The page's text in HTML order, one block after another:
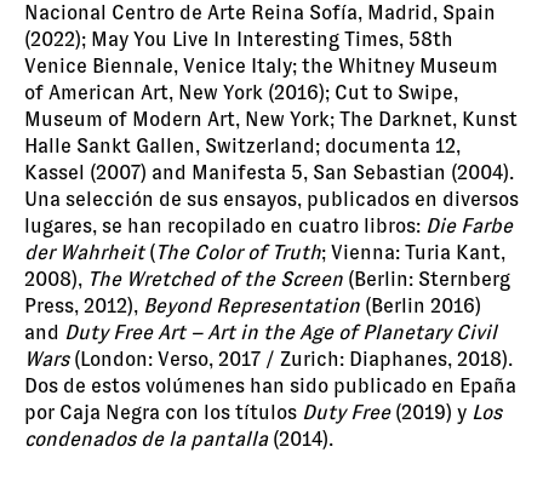
Nacional Centro de Arte Reina Sofía, Madrid, Spain
(2022); May You Live In Interesting Times, 58th
Venice Biennale, Venice Italy; the Whitney Museum
of American Art, New York (2016); Cut to Swipe,
Museum of Modern Art, New York; The Darknet, Kunst
Halle Sankt Gallen, Switzerland; documenta 12,
Kassel (2007) and Manifesta 5, San Sebastian (2004).
Una selección de sus ensayos, publicados en diversos
lugares, se han recopilado en cuatro libros: Die Farbe
der Wahrheit(The Color of Truth; Vienna: Turia Kant,
2008), The Wretched of the Screen (Berlin: Sternberg
Press, 2012), Beyond Representation (Berlin 2016)
and Duty Free Art – Art in the Age of Planetary Civil
Wars(London: Verso, 2017 / Zurich: Diaphanes, 2018).
Dos de estos volúmenes han sido publicado en Epaña
por Caja Negra con los títulos Duty Free(2019) y Los
condenados de la pantalla (2014).